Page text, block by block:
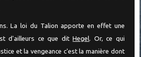
La loi du Talion apporte en effet une
d'ailleurs ce que ditHegel. Or, ce qui
et la vengeance c'est la manière dont